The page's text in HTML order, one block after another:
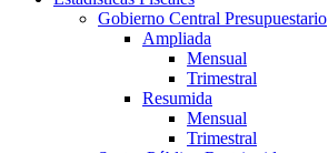
Gobierno Central Presupuestario
Ampliada
Mensual
Trimestral
Resumida
Mensual
Trimestral